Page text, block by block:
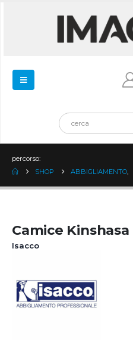
percorso:
SHOP
ABBIGLIAMENTO
Camice Kinshasa
Isacco